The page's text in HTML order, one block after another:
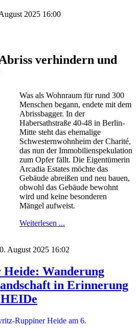
2025 16:00
verhindern und
Was als Wohnraum für rund 300
Menschen begann, endete mit dem
Abrissbagger. In der
Habersathstraße 40-48 in Berlin-
Mitte steht das ehemalige
Schwesternwohnheim der Charité,
das nun der Immobilienspekulation
zum Opfer fällt. Die Eigentümerin
Arcadia Estates möchte das
Gebäude abreißen und neu bauen,
obwohl das Gebäude bewohnt
wird und keine besonderen
Mängel aufweist.
Weiterlesen ...
August 2025 16:02
Wanderung
in Erinnerung